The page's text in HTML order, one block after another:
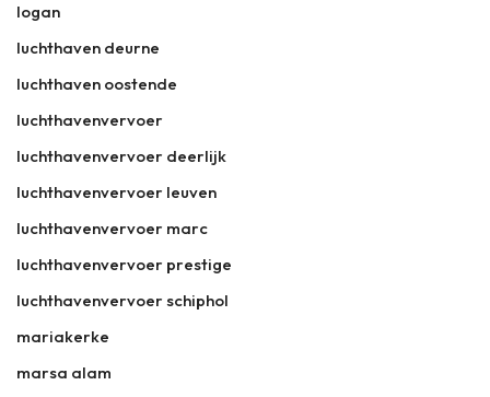
logan
luchthaven deurne
luchthaven oostende
luchthavenvervoer
luchthavenvervoer deerlijk
luchthavenvervoer leuven
luchthavenvervoer marc
luchthavenvervoer prestige
luchthavenvervoer schiphol
mariakerke
marsa alam